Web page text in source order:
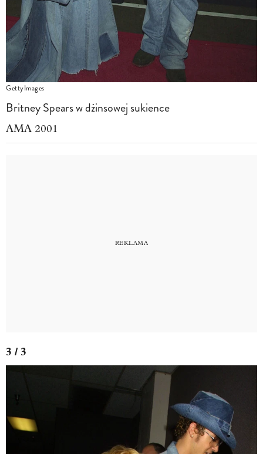
GettyImages
Britney Spears w dżinsowej sukience
AMA 2001
3 / 3